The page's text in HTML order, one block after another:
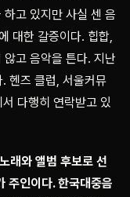
고 있지만 사실 센 음
대한 갈증이다. 힙합,
고 음악을 튼다. 지난
헨즈 클럽, 서울커뮤
다행히 연락받고 있
래와 앨범 후보로 선
인이다. 한국대중음